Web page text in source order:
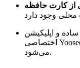
و اپلیکیشن
اختصاصی Yoosee، نصب دوربین بسیار راحت و سریع انجام
می‌شود.